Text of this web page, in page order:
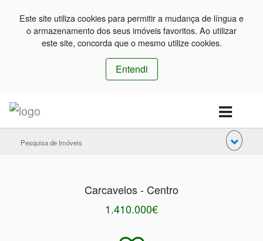
Este site utiliza cookies para permitir a mudança de língua e
o armazenamento dos seus imóveis favoritos. Ao utilizar
este site, concorda que o mesmo utilize cookies.
Entendi
Pesquisa de Imóveis
Carcavelos - Centro
1.410.000€